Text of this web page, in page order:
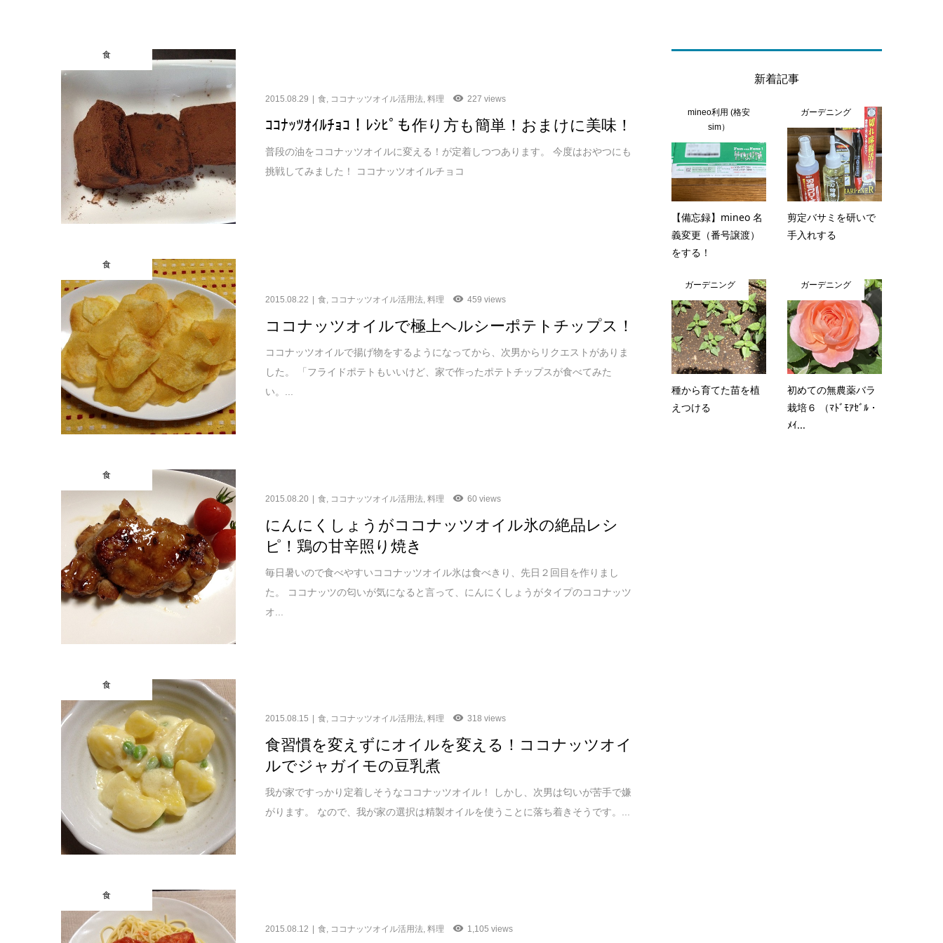
食
2015.08.29 食, ココナッツオイル活用法,料理 227 views
ｺｺﾅｯﾂｵｲﾙﾁｮｺ！ﾚｼﾋﾟも作り方も簡単！おまけに美味！
普段の油をココナッツオイルに変える！が定着しつつあります。 今度はおやつにも
挑戦してみました！ ココナッツオイルチョコ
食
2015.08.22 食 ココナッツオイル活用法 ,料理 459 views
ココナッツオイルで極上ヘルシーポテトチップス！
ココナッツオイルで揚げ物をするようになってから、次男からリクエストがありま
した。 「フライドポテトもいいけど、家で作ったポテトチップスが食べてみた
い。...
食
2015.08.20 食, ココナッツオイル活用法,料理 60 views
にんにくしょうがココナッツオイル氷の絶品レシ
ピ！鶏の甘辛照り焼き
毎日暑いので食べやすいココナッツオイル氷は食べきり、先日２回目を作りまし
た。 ココナッツの匂いが気になると言って、にんにくしょうがタイプのココナッツ
オ...
食
2015.08.15 食, ココナッツオイル活用法,料理 318 views
食習慣を変えずにオイルを変える！ココナッツオイ
ルでジャガイモの豆乳煮
我が家ですっかり定着しそうなココナッツオイル！ しかし、次男は匂いが苦手で嫌
がります。 なので、我が家の選択は精製オイルを使うことに落ち着きそうです。...
食
2015.08.12 食 ココナッツオイル活用法 ,料理 1,105 views
新着記事
mineo利用 (格安
sim）
【備忘録】mineo 名
義変更（番号譲渡）
をする！
ガーデニング
剪定バサミを研いで
手入れする
ガーデニング
種から育てた苗を植
えつける
ガーデニング
初めての無農薬バラ
栽培６ （ﾏﾄﾞﾓｱｾﾞﾙ・
ﾒｲ...